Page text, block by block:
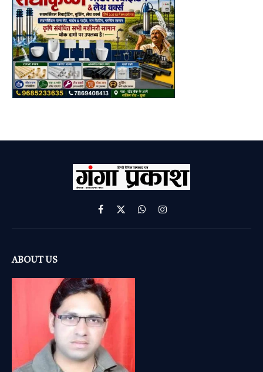
Facebook
X
(Twitter)
WhatsAppInstagram
ABOUT US